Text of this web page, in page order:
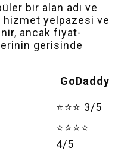
bir alan adı ve
hizmet yelpazesi ve
ancak fiyat-
gerisinde
⭐⭐⭐ 3/5
⭐⭐⭐⭐
4/5